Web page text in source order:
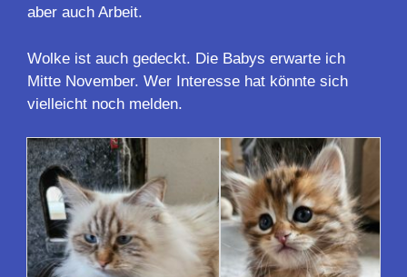
aber auch Arbeit.
Wolke ist auch gedeckt. Die Babys erwarte ich
Mitte November. Wer Interesse hat könnte sich
vielleicht noch melden.